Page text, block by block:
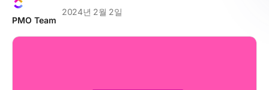
PMO Team
2024년 2월 2일